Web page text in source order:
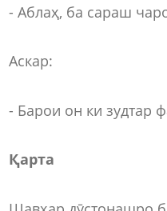
- Аблаҳ, ба сараш
Аскар:
- Барои он ки зудтар
Қарта